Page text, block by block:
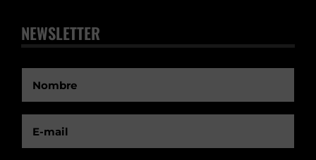
NEWSLETTER